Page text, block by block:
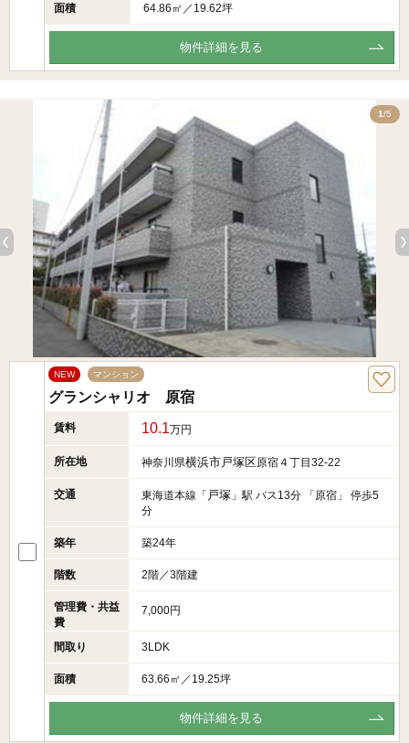
面積 64.86㎡／19.62坪
物件詳細を見る
1/5
NEW マンション
グランシャリオ 原宿
賃料 10.1万円
所在地 神奈川県横浜市戸塚区原宿４丁目32-22
交通 東海道本線「 戸塚 」駅 バス13分 「原宿」 停歩5
分
築年 築24年
階数 2階／3階建
管理費・共益
費
7,000円
間取り 3LDK
面積 63.66㎡／19.25坪
物件詳細を見る